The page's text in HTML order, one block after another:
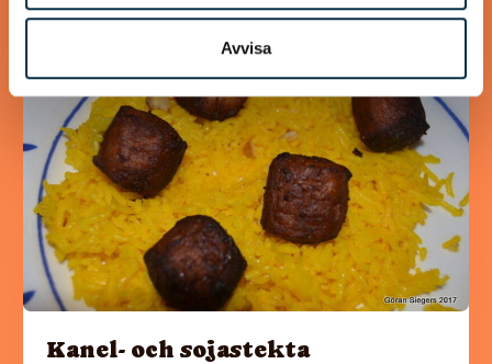
Avvisa
Kanel- och sojastekta